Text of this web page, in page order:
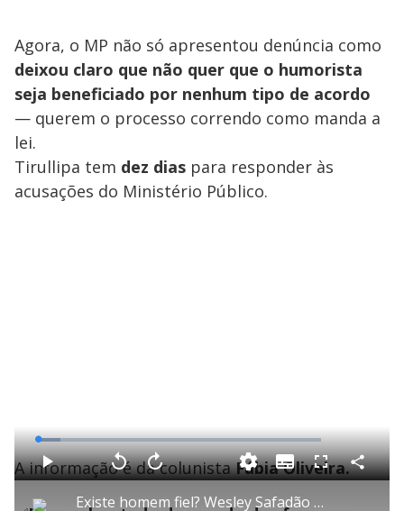
Agora, o MP não só apresentou denúncia como
deixou claro que não quer que o humorista
seja beneficiado por nenhum tipo de acordo
— querem o processo correndo como manda a
lei.
Tirullipa tem dez dias para responder às
acusações do Ministério Público.
A informação é da colunistaFábia Oliveira.
Existe homem fiel? Wesley Safadão zomba de Tirullipa após humorista trair a esposa
P V
l
t
A
n
L
o
a
d
e
S
u
b
i
F
l
C
o